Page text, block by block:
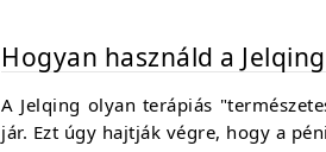
Hogyan használd a
A Jelqing olyan terápiás
jár. Ezt úgy hajtják végre, hogy a